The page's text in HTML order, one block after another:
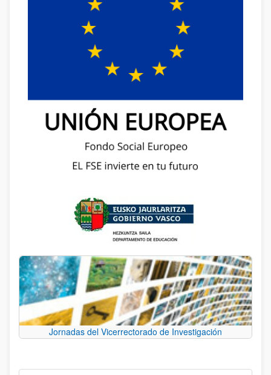
Jornadas del Vicerrectorado de Investigación